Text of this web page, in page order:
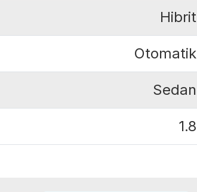
Hibrit
Otomatik
Sedan
1.8